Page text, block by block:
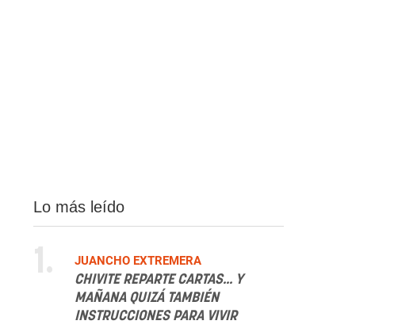
Lo más leído
1.
JUANCHO EXTREMERA
CHIVITE REPARTE CARTAS... Y
MAÑANA QUIZÁ TAMBIÉN
INSTRUCCIONES PARA VIVIR